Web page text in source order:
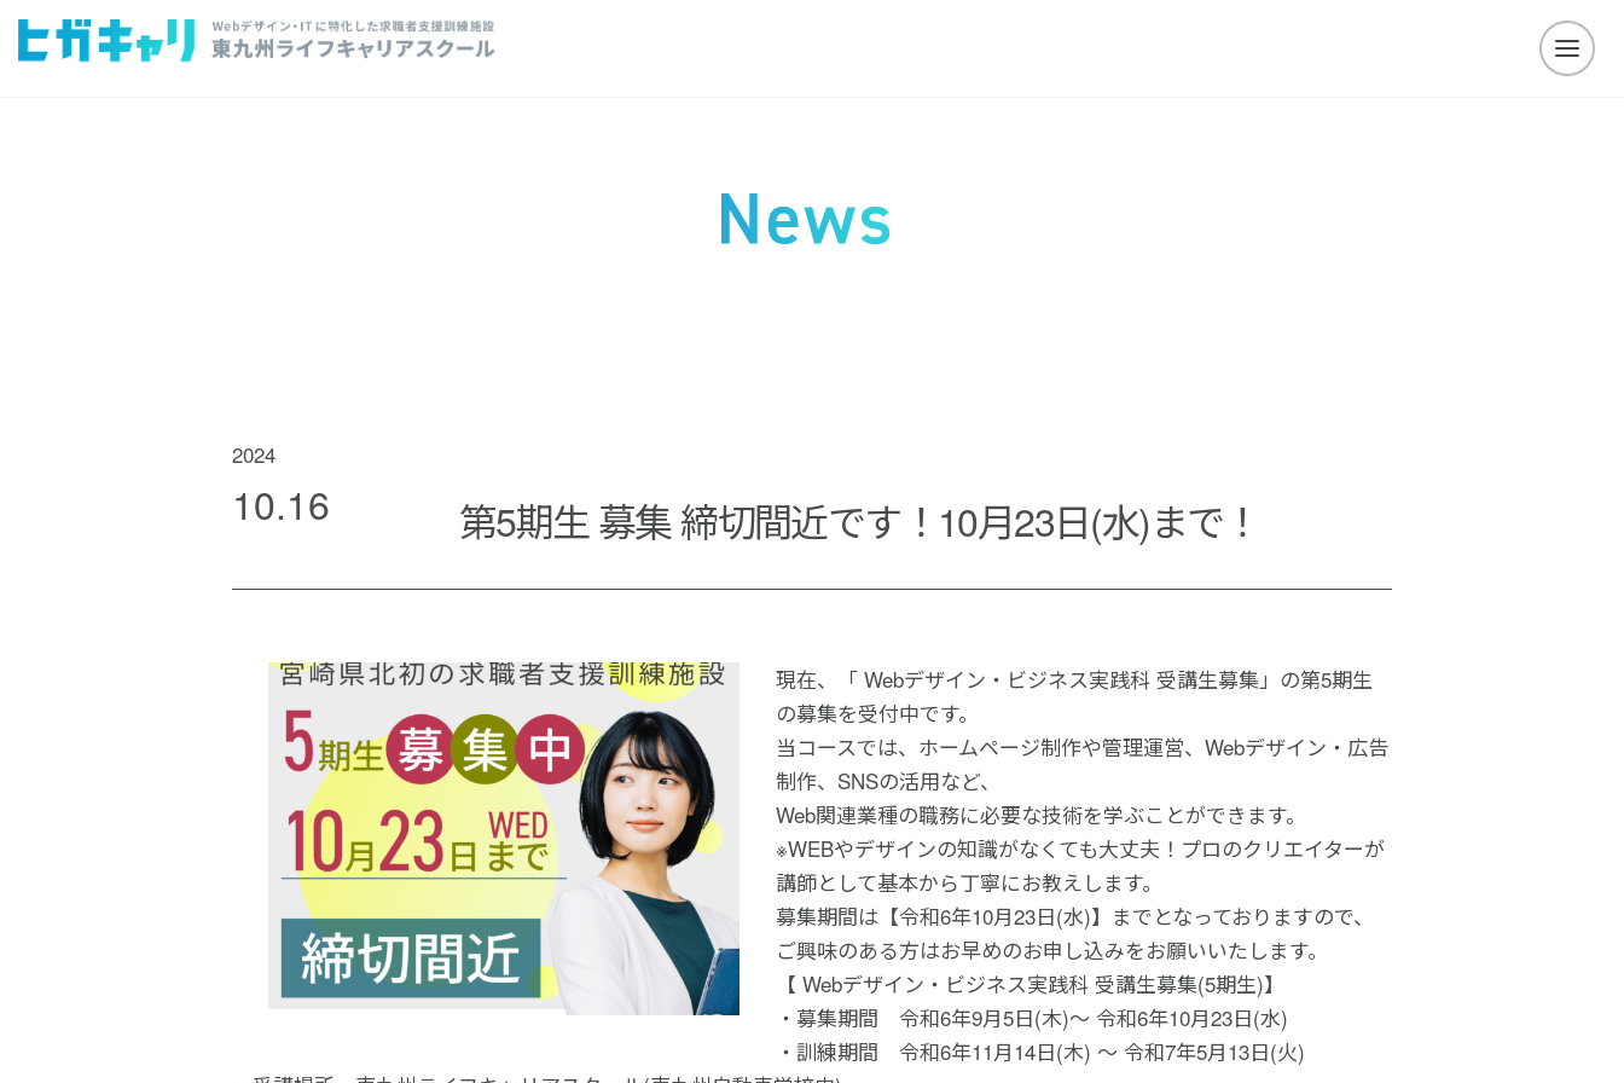
2024
10.16 第5期生 募集 締切間近です！10月23日(水)まで！
現在、「 Webデザイン・ビジネス実践科 受講生募集」の第5期生
の募集を受付中です。
当コースでは、ホームページ制作や管理運営、Webデザイン・広告
制作、SNSの活用など、
Web関連業種の職務に必要な技術を学ぶことができます。
※WEBやデザインの知識がなくても大丈夫！プロのクリエイターが
講師として基本から丁寧にお教えします。
募集期間は【令和6年10月23日(水)】までとなっておりますので、
ご興味のある方はお早めのお申し込みをお願いいたします。
【 Webデザイン・ビジネス実践科 受講生募集(5期生)】
・募集期間 令和6年9月5日(木)～ 令和6年10月23日(水)
・訓練期間 令和6年11月14日(木) 〜 令和7年5月13日(火)